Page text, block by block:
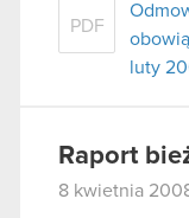
PDF
luty
Raport
8 kwietnia